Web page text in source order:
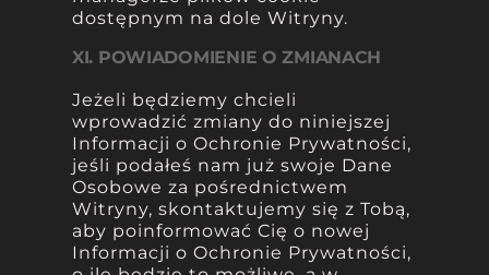
dostępnym na dole Witryny.
XI. POWIADOMIENIE O ZMIANACH
Jeżeli będziemy chcieli
wprowadzić zmiany do niniejszej
Informacji o Ochronie Prywatności,
jeśli podałeś nam już swoje Dane
Osobowe za pośrednictwem
Witryny, skontaktujemy się z Tobą,
aby poinformować Cię o nowej
Informacji o Ochronie Prywatności,